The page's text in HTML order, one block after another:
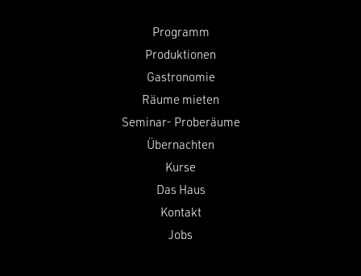
Programm
Produktionen
Gastronomie
Räume mieten
Seminar- Proberäume
Übernachten
Kurse
Das Haus
Kontakt
Jobs